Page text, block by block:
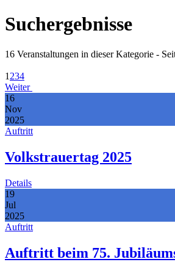
Suchergebnisse
16 Veranstaltungen in dieser Kategorie -
1 234
Weiter
16
Nov
2025
Auftritt
Volkstrauertag 2025
Details
19
Jul
2025
Auftritt
Auftritt beim 75.